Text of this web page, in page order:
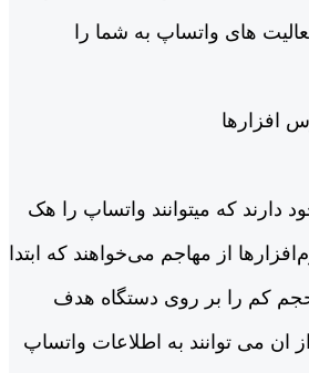
های واتساپ به شما را
افزارها
دارند که میتوانند واتساپ را هک
از مهاجم می‌خواهند که ابتدا
حجم کم را بر روی دستگاه هدف
ان می توانند به اطلاعات واتساپ